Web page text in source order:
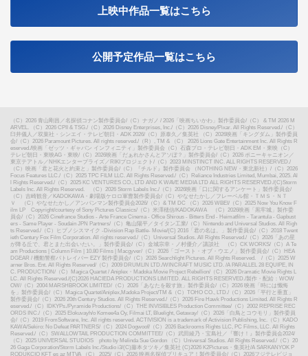
上映中作品一覧はこちら
公開予定作品一覧はこちら
（C）2026 青山剛昌／名探偵コナン製作委員会/ （C）ナガノ / 2026「映画ちいかわ」製作委員会/ （C） & TM 2026 M
ARVEL. （C）2026 CPII & TSG./ （C）2026 Disney Enterprises, Inc./ （C）2026 Disney/Pixar. All Rights Reserved./ （C）
臼井儀人／双葉社・シンエイ・テレビ朝日・ADK 2026/ （C）原泰久／集英社 （C）2026映画「キングダム」製作委員
会/ （C）2026 Paramount Pictures. All rights reserved./ （R）, TM & （C） 2026 Lions Gate Entertainment Inc. All Rights R
eserved./映画「ゼッツ・ギャバン インフィニティ」製作委員会（C）石森プロ・テレビ朝日・ADK EM・東映（C）
テレビ朝日・東映AG・東映/ （C）2026映画「だぁれかさんとアソぼ？」製作委員会/ （C）2026 ポニーキャニオン／
東京テアトル／NHKエンタープライズ／RIKIプロジェクト / （C）2023 MINSTINCT INC. ALL RIGHTS RESERVED./
（C）映画「君と花火と約束と」製作委員会/ （C）『チルド』製作委員会 （NOTHING NEW・東北新社） / （C）2026
Focus Features LLC./ （C）2025 TPC FILM LLC. All Rights Reserved./ （C）Reliance Industries Limited, Mumbai, 2025. Al
l Rights Reserved./ （C）2025 KC VENTURES CO., LTD AND K WAVE MEDIA LTD ALL RIGHTS RESERVED./(C)Storm
Labels Inc. All Rights Reserved. （C）2026 Storm Labels Inc./ （C）2026映画「口に関するアンケート」製作委員会/
（C）吉崎観音／KADOKAWA・劇場版ケロロ軍曹製作委員会/ （C）やなせたかし／フレーベル館・ＴＭＳ・ＮＴ
Ｖ （C）やなせたかし／アンパンマン製作委員会2026/ （C）& TM DC （C）2026 WBEI / （C）2025 Now You Know F
ilm LP Copyright/courtesy of Sony Pictures Classics/ （C）米澤穂信/KADOKAWA （C）2026映画「黒牢城」製作委
員会/ （C）2026 Cinefrance Studios - Arte France Cinema - Office Shirous - Bitters End - Heimatfilm - Tarantula - Gapbust
ers - Same Player - Soudain JPN Partners/ （C）亀山陽平／タイタン工業 / （C）Nintendo and Universal Studios. All Righ
ts Reserved./ （C）ヒプノシスマイク -Division Rap Battle- Movie/(C) 2016「君の名は。」製作委員会/ （C）2018 Twent
ieth Century Fox Film Corporation. All rights reserved./ （C）Universal Studios. All Rights Reserved./ （C）2026「あの星
が降る丘で、君とまた出会いたい。」製作委員会/ （C）金城宗幸・ノ村優介／講談社 （C）CK WORKS/ （C）A Te
am Productions | Column Film | 10.80 Films | Macgyver/ （C）2026「ゴースト・オブ・ウエノ」製作委員会/ （C）HEA
DGEAR / 機動警察パトレイバー EZY 製作委員会/ （C）2026 Searchlight Pictures. All Rights Reserved. / （C）2025 W
arner Bros. Ent. All Rights Reserved/ （C）2009 DRUMLIN LTD./WINCRAFT MUSIC LTD. /A PARALLEL 28 EQUIPE, IN
C. PRODUCTION/ （C）Magica Quartet / Aniplex・Madoka Movie Project Rebellion/ （C）2026 Dramatic Movie Rights L
LC. All Rights Reserved./(C)2026 HACIEDA PRODUCTIONS LIMITED. ALL RIGHTS RESERVED./製作・配給：WOW
OW/ （C）2004 MARSHBROOK LIMITED/ （C）2026「あなたを殺す旅」製作委員会/ （C）2026 映画「時には懺悔
を」製作委員会/ （C）Magica Quartet/Aniplex,Madoka Project/TM &（C）TOHO CO., LTD./ （C）2026「平行と垂直」
製作委員会/ （C）2026 20th Century Studios. All Rights Reserved./ （C）2026 Fire Hawk Productions Limited. All Rights R
eserved./ （C）IDKYPs./Pyramide Productions/ （C）THE INVISIBLES Production Committee/ （C）2002 REPRISE REC
ORDS INC./ （C）2025 Elokuvayh/o Komee4a Oy, Filmai LT, Bluelight, Getaway/ （C）2026「白鳥とコウモリ」製作委員
会/ （C）2019 FromSoftware, Inc. All rights reserved. ACTIVISION is a trademark of Activision Publishing, Inc.（C）KADO
KAWA/Sekiro: No Defeat PARTNERS/ （C）2024 Dogwoof/ （C）2026 Backrooms Rights LLC, PC Films, LLC. All Rights
Reserved./ （C）SWALLOWTAIL PRODUCTION COMMITTEE/ （C）武田綾乃・宝島社／『響け！』製作委員会2024/
（C）2025 UNIVERSAL STUDIOS photo by Melinda Sue Gordon （C）Universal Studios. All Rights Reserved./ （C）20
26 Gaga Corporation/Storm Labels Inc./Studio i3/(C)藤本タツキ／集英社 (C)2026 K2Pictures・集英社/A SARKANYOK P
RODUKCIO KFT es az MTVA （C） 2025/ （C）2026 映画名探偵プリキュア！製作委員会/ （C）2026フジテレビジョ